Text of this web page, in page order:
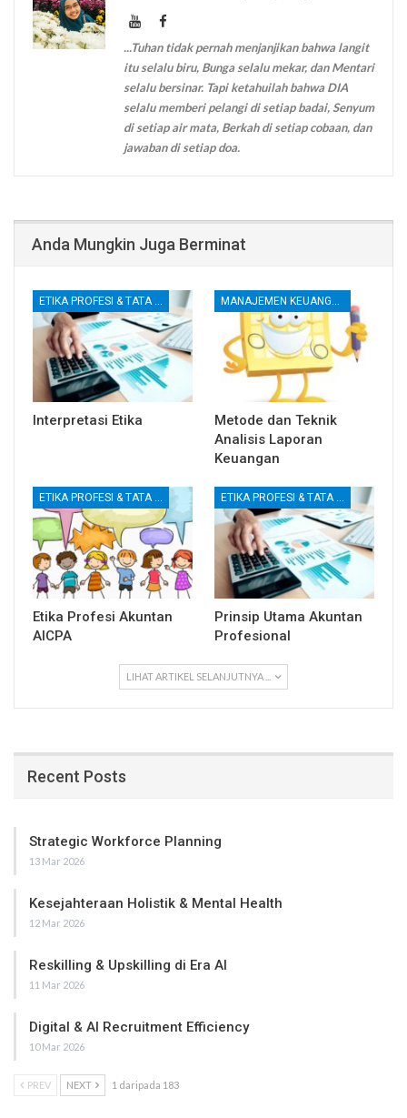
...Tuhan tidak pernah menjanjikan bahwa langit
itu selalu biru, Bunga selalu mekar, dan Mentari
selalu bersinar. Tapi ketahuilah bahwa DIA
selalu memberi pelangi di setiap badai, Senyum
di setiap air mata, Berkah di setiap cobaan, dan
jawaban di setiap doa.
Anda Mungkin Juga Berminat
ETIKA PROFESI & TATA KELOLA KORPORAT
Interpretasi Etika
MANAJEMEN KEUANGAN
Metode dan Teknik
Analisis Laporan
Keuangan
ETIKA PROFESI & TATA KELOLA KORPORAT
Etika Profesi Akuntan
AICPA
ETIKA PROFESI & TATA KELOLA KORPORAT
Prinsip Utama Akuntan
Profesional
LIHAT ARTIKEL SELANJUTNYA ...
Recent Posts
Strategic Workforce Planning
13 Mar 2026
Kesejahteraan Holistik & Mental Health
12 Mar 2026
Reskilling & Upskilling di Era AI
11 Mar 2026
Digital & AI Recruitment Efficiency
10 Mar 2026
PREV NEXT 1 daripada 183